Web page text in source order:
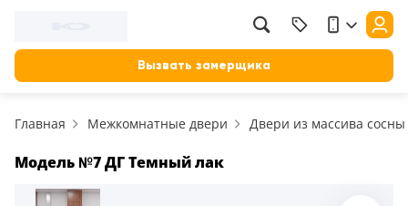
Вызвать замерщика
Главная Межкомнатные двери Двери из массива сосны
Модель №7 ДГ Темный лак